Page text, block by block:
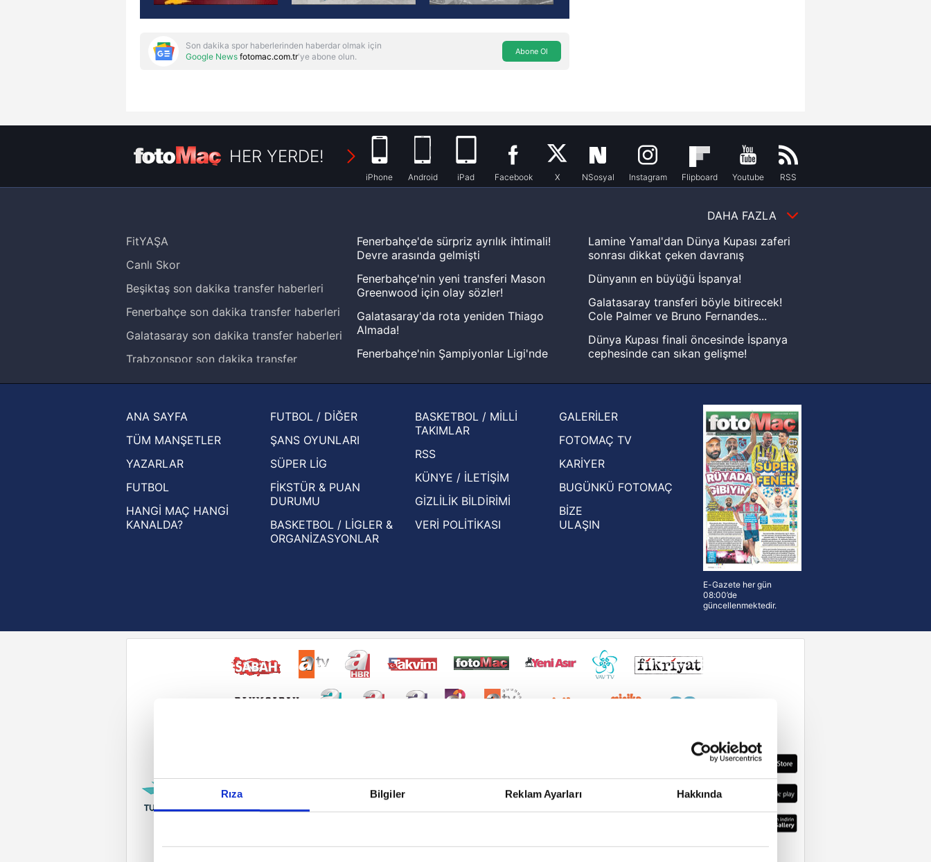
Rıza Bilgiler Reklam Ayarları Hakkında
Reddet
Son dakika spor haberlerinden haberdar olmak için
Google News fotomac.com.tr'ye abone olun. Abone Ol
HER YERDE!
iPhone Android iPad Facebook X NSosyal Instagram Flipboard Youtube RSS
DAHA FAZLA
FitYAŞA
Canlı Skor
Beşiktaş son dakika transfer haberleri
Fenerbahçe son dakika transfer haberleri
Galatasaray son dakika transfer haberleri
Trabzonspor son dakika transfer
Ziraat Türkiye Kupası haberleri
UEFA Şampiyonlar Ligi haberleri
UEFA Avrupa Ligi haberleri
UEFA Konferans Ligi haberleri
Fenerbahçe'de sürpriz ayrılık ihtimali!
Devre arasında gelmişti
Fenerbahçe'nin yeni transferi Mason
Greenwood için olay sözler!
Galatasaray'da rota yeniden Thiago
Almada!
Fenerbahçe'nin Şampiyonlar Ligi'nde
Zabrze'yi elerlerse...
basından gündem olan manşetler!
Beşiktaş'ın UEFA Avrupa Ligi'nde 3. Ön
Eleme Turu muhtemel rakipleri belli oldu!
Lamine Yamal'dan Dünya Kupası zaferi
sonrası dikkat çeken davranış
Dünyanın en büyüğü İspanya!
Galatasaray transferi böyle bitirecek!
Cole Palmer ve Bruno Fernandes...
Dünya Kupası finali öncesinde İspanya
cephesinde can sıkan gelişme!
Hernan Crespo, Meksika Ligi
ekiplerinden Atlas'ın yeni teknik direktörü
oldu
ANA SAYFA
TÜM MANŞETLER
YAZARLAR
FUTBOL
HANGİ MAÇ HANGİ
KANALDA?
FUTBOL / DİĞER
ŞANS OYUNLARI
SÜPER LİG
FİKSTÜR & PUAN
DURUMU
BASKETBOL / LİGLER &
ORGANİZASYONLAR
BASKETBOL / MİLLİ
TAKIMLAR
RSS
KÜNYE / İLETİŞİM
GİZLİLİK BİLDİRİMİ
VERİ POLİTİKASI
GALERİLER
FOTOMAÇ TV
KARİYER
BUGÜNKÜ FOTOMAÇ
BİZE
ULAŞIN
E-Gazete her gün
08:00’de
güncellenmektedir.